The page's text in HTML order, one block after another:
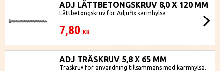
ADJ LÄTTBETONGSKRUV 8,0 X 120 MM
Lättbetongskruv för Adjufix karmhylsa.
7,80 KR
ADJ TRÄSKRUV 5,8 X 65 MM
Träskruv för användning tillsammans med karmhylsa.